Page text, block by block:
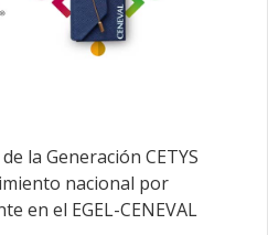
la Generación CETYS
nacional por
en el EGEL-CENEVAL